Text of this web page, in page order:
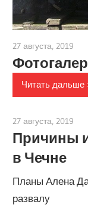
27 августа, 2019
Читать дальше
27 августа, 2019
Причины
в Чечне
Планы Алена
развалу